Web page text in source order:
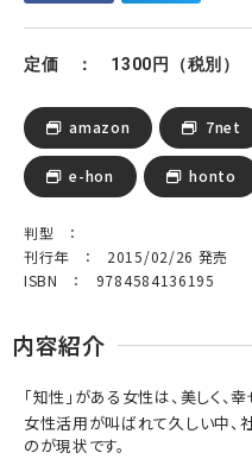
定価 ： 1300円（税別）
amazon 7net
e-hon honto
判型 ：
刊行年 ： 2015/02/26 発売
ISBN ： 9784584136195
内容紹介
「知性」がある女性は、美しく、
女性活用が叫ばれて久しい中、
のが現状です。